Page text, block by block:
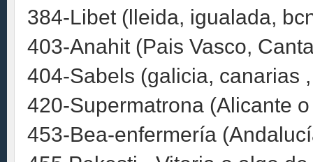
384-Libet (lleida, igualada,
403-Anahit (Pais Vasco,
404-Sabels (galicia, canarias
420-Supermatrona (Alicante
453-Bea-enfermería